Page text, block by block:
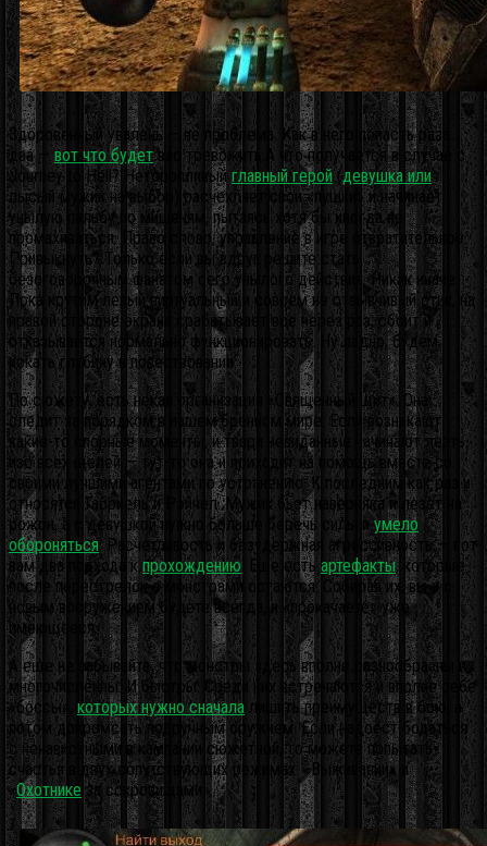
Здоровенный увалень — не проблема. Как в него попасть раза
два — вот что будетвас тревожить.А что получается в случае с
Journey to Hell? Неторопливый главный герой(девушка или
лысый мужик на выбор) расчехляет свои «пушки» и начинает
унылую пальбу по мишеням, пытаясь хотя бы иногда не
промахиваться. Право слово, управление в игре отвратительное.
Привыкнуть? Только если вы вдруг решите стать
безоговорочным фанатом сего унылого действия. Никак иначе.
Пока крутим левый виртуальный и совсем не отзывчивый стик, на
правой стороне экрана срабатывает все через раз, сбоит и
отказывается нормально функционировать. Ну ладно, будем
искать глубину в повествовании.
По сюжету, есть некая организация «Священный щит». Она
следит за порядком в нашем бренном мире. Если возникают
какие-то спорные моменты, и твари невиданные начинают лезть
изо всех щелей — тут-то она и приходит на помощь вместе со
своими лучшими агентами по устранению. К последним как раз и
относятся Габриель и Рэйчел. Мужик бьет наверняка и лезет на
рожон, а с девушкой нужно больше беречь силы иумело
обороняться. Расчетливость и безудержная агрессивность — вот
вам два подхода к прохождению . Еще естьартефакты, которые
после перестрелок с монстрами остаются. Собирая их, вы и с
новым вооружением будете всегда, и «прокачаете» уже
имеющееся.
А еще не забывайте, что монстры здесь вполне разнообразны и
многочисленны. И быстры. Среди них встречаются и вполне себе
«боссы», которых нужно сначала лишить преимуществ в бою, а
потом докромсать подручным оружием. Если надоест бодаться
с ненавистными в кампании сюжетной, то можете попытать
счастья в двух сопутствующих режимах: «Выживании» и
«Охотнике за сокровищами».